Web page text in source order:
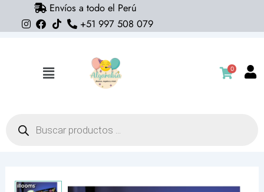
Envíos a todo el Perú
+51 997 508 079
Flyout
0
productos
Pack